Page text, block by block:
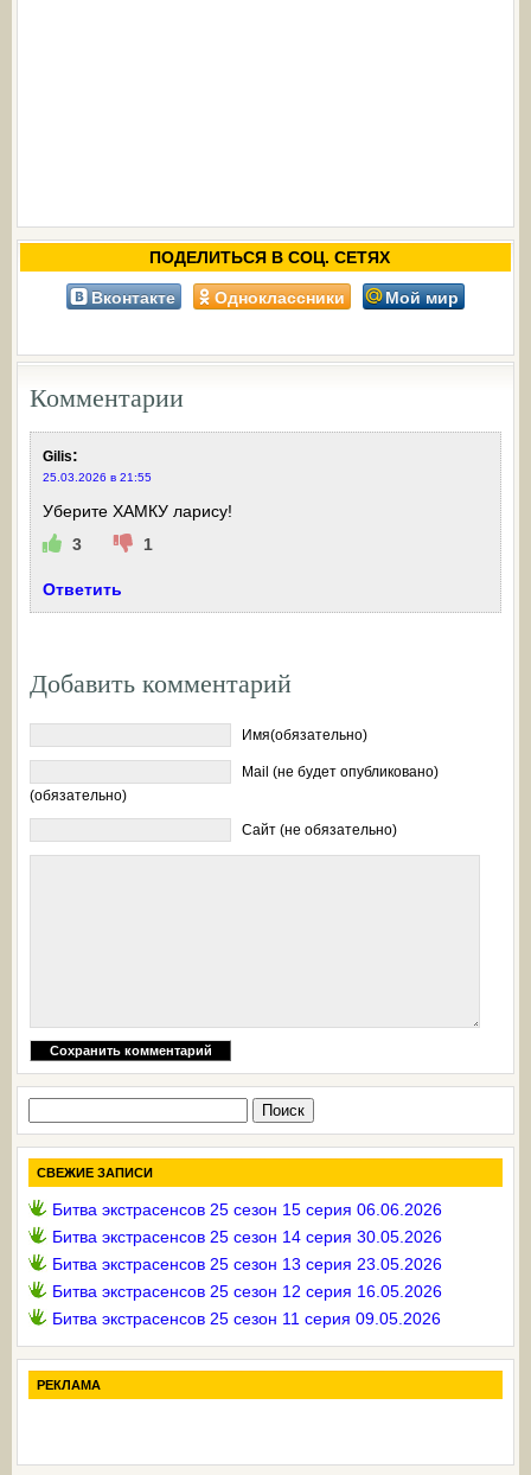
ПОДЕЛИТЬСЯ В СОЦ. СЕТЯХ
Вконтакте Одноклассники Мой мир
Комментарии
Gilis:
25.03.2026 в 21:55
Уберите ХАМКУ ларису!
3
1
Ответить
Добавить комментарий
Имя(обязательно)
Mail (не будет опубликовано)
(обязательно)
Сайт (не обязательно)
СВЕЖИЕ ЗАПИСИ
Битва экстрасенсов 25 сезон 15 серия 06.06.2026
Битва экстрасенсов 25 сезон 14 серия 30.05.2026
Битва экстрасенсов 25 сезон 13 серия 23.05.2026
Битва экстрасенсов 25 сезон 12 серия 16.05.2026
Битва экстрасенсов 25 сезон 11 серия 09.05.2026
РЕКЛАМА